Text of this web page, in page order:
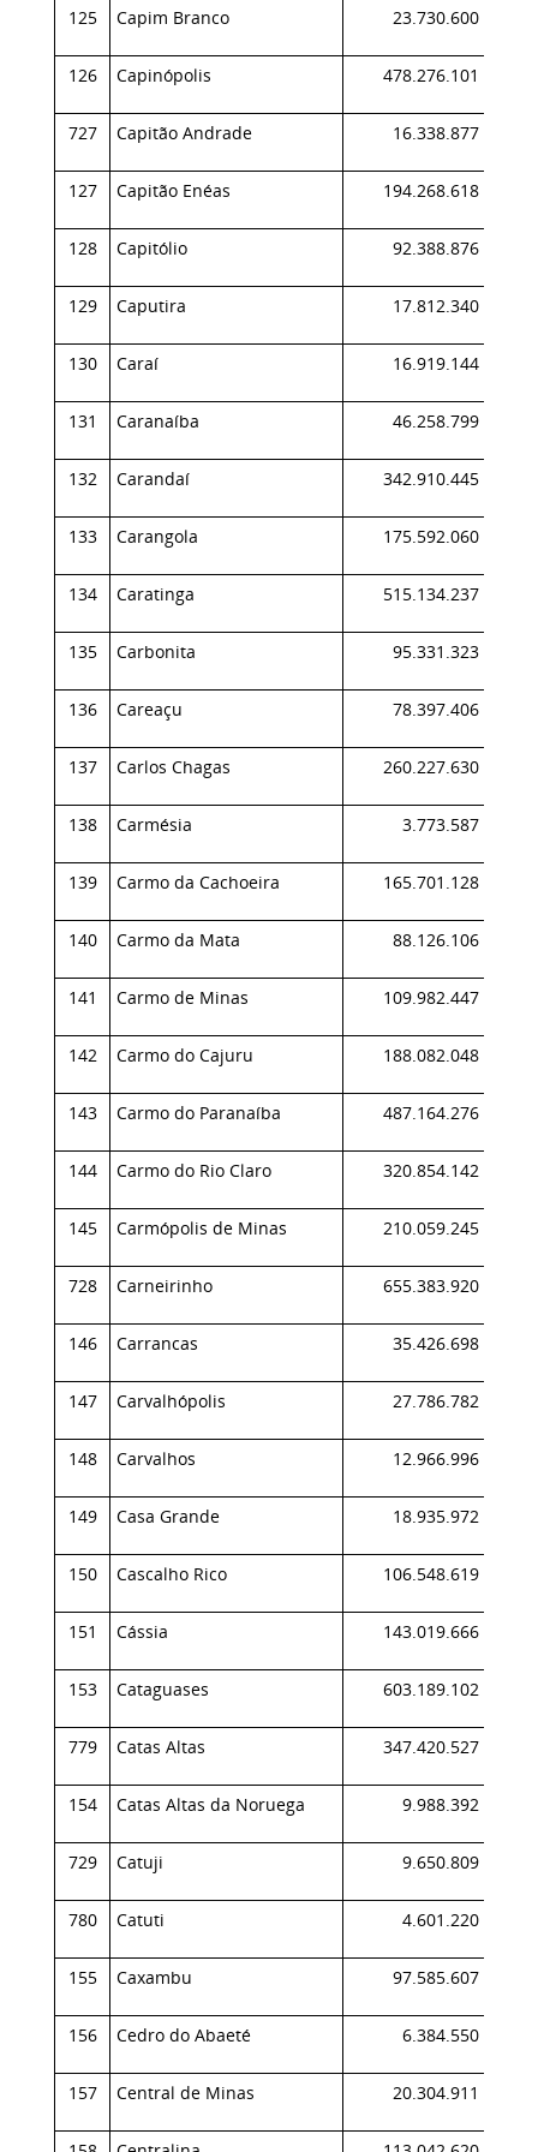
125 Capim Branco 23.730.600
126 Capinópolis 478.276.101
727 Capitão Andrade 16.338.877
127 Capitão Enéas 194.268.618
128 Capitólio 92.388.876
129 Caputira 17.812.340
130 Caraí 16.919.144
131 Caranaíba 46.258.799
132 Carandaí 342.910.445
133 Carangola 175.592.060
134 Caratinga 515.134.237
135 Carbonita 95.331.323
136 Careaçu 78.397.406
137 Carlos Chagas 260.227.630
138 Carmésia 3.773.587
139 Carmo da Cachoeira 165.701.128
140 Carmo da Mata 88.126.106
141 Carmo de Minas 109.982.447
142 Carmo do Cajuru 188.082.048
143 Carmo do Paranaíba 487.164.276
144 Carmo do Rio Claro 320.854.142
145 Carmópolis de Minas 210.059.245
728 Carneirinho 655.383.920
146 Carrancas 35.426.698
147 Carvalhópolis 27.786.782
148 Carvalhos 12.966.996
149 Casa Grande 18.935.972
150 Cascalho Rico 106.548.619
151 Cássia 143.019.666
153 Cataguases 603.189.102
779 Catas Altas 347.420.527
154 Catas Altas da Noruega 9.988.392
729 Catuji 9.650.809
780 Catuti 4.601.220
155 Caxambu 97.585.607
156 Cedro do Abaeté 6.384.550
157 Central de Minas 20.304.911